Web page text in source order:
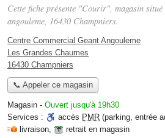
Cette fiche présente "Courir", magasin situé
angouleme, 16430 Champniers.
Centre Commercial Geant Angouleme
Les Grandes Chaumes
16430 Champniers
📞 Appeler ce magasin
Magasin - Ouvert jusqu'à 19h30
Services :
accès PMR (parking, entrée
livraison, retrait en magasin